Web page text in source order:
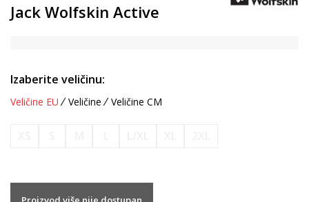
Jack Wolfskin Active
Izaberite veličinu:
Veličine EU Veličine Veličine CM